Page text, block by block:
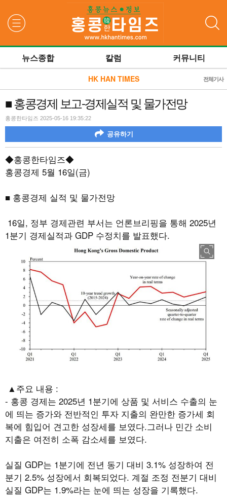
뉴스종합 칼럼 커뮤니티
HK HAN TIMES 전체기사
■ 홍콩경제 보고-경제실적 및 물가전망
홍콩한타임즈 2025-05-16 19:35:22
공유하기
◆홍콩한타임즈◆
홍콩경제 5월 16일(금)
■ 홍콩경제 실적 및 물가전망
16일, 정부 경제관련 부서는 언론브리핑을 통해 2025년
1분기 경제실적과 GDP 수정치를 발표했다.
▲주요 내용 :
- 홍콩 경제는 2025년 1분기에 상품 및 서비스 수출의 눈
에 띄는 증가와 전반적인 투자 지출의 완만한 증가세 회
복에 힘입어 견고한 성장세를 보였다.그러나 민간 소비
지출은 여전히 소폭 감소세를 보였다.
실질 GDP는 1분기에 전년 동기 대비 3.1% 성장하여 전
분기 2.5% 성장에서 회복되었다. 계절 조정 전분기 대비
실질 GDP는 1.9%라는 눈에 띄는 성장을 기록했다.